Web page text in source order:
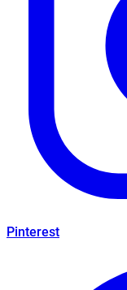
Pinterest